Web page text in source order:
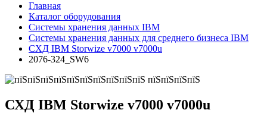
Главная
Каталог оборудования
Системы хранения данных IBM
Системы хранения данных для среднего бизнеса IBM
СХД IBM Storwize v7000 v7000u
2076-324_SW6
СХД IBM Storwize v7000 v7000u